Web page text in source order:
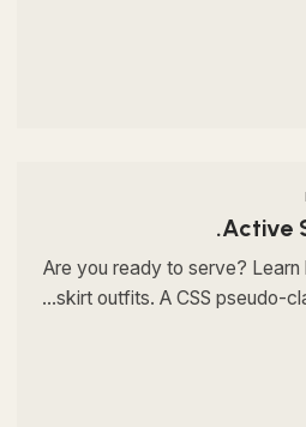
Active
Are you ready to serve?
skirt outfits. A CSS pseudo-